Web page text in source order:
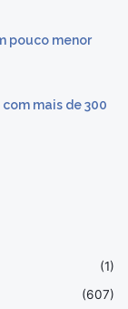
pouco menor
mais de 300
(1)
(607)